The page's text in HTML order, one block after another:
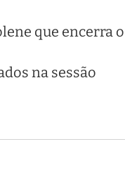
que encerra o
na sessão